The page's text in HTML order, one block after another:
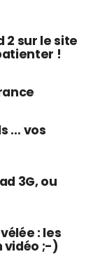
2 sur le site
!
… vos
3G, ou
: les
vidéo ;-)